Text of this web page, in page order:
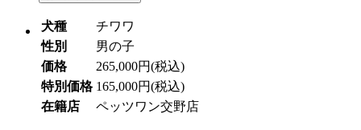
犬種
チワワ
性別
男の子
価格
265,000円(税込)
特別価格 165,000円(税込)
在籍店
ペッツワン交野店